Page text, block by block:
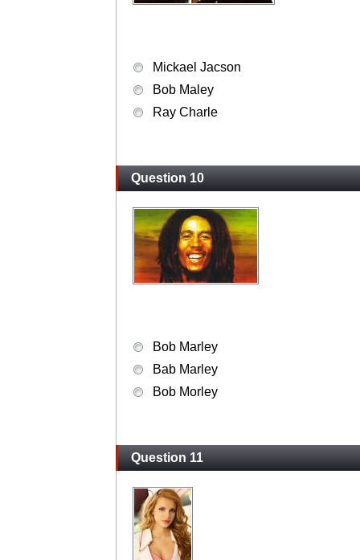
Mickael Jacson
Bob Maley
Ray Charle
Question 10
Bob Marley
Bab Marley
Bob Morley
Question 11